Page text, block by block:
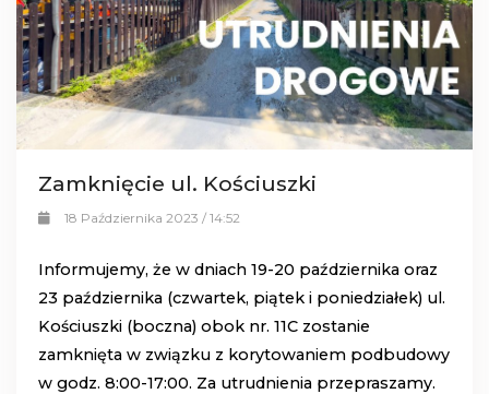
Zamknięcie ul. Kościuszki
18 Października 2023 / 14:52
Informujemy, że w dniach 19-20 października oraz
23 października (czwartek, piątek i poniedziałek) ul.
Kościuszki (boczna) obok nr. 11C zostanie
zamknięta w związku z korytowaniem podbudowy
w godz. 8:00-17:00. Za utrudnienia przepraszamy.